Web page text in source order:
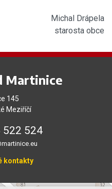
Michal Drápela
starosta obce
Martinice
145
Meziříčí
522 524
kontakty